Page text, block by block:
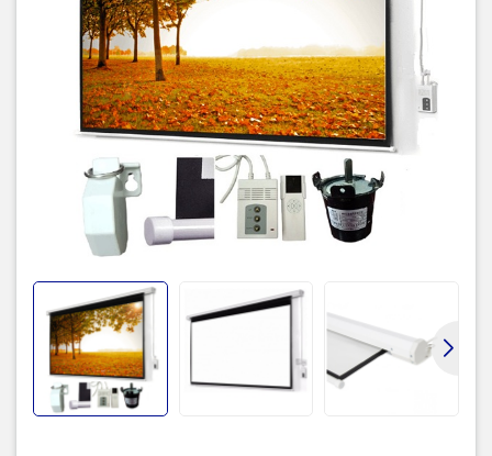
Góc nhìn 55o
Loại điều khiển Điều khiển bằng hồng ngoại
Động cơ motor điện độ ồn thấp
Trung Quốc
Bảo hành